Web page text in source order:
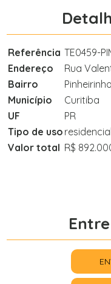
Referência TE0459-
Endereço
Rua
Bairro
Pinheirinho
Município
Curitiba
UF
PR
Tipo de uso residencial
Valor total R$